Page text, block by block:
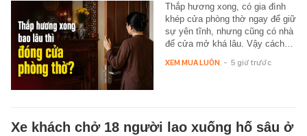
Thắp hương xong, có gia đình
khép cửa phòng thờ ngay để giữ
sự yên tĩnh, nhưng cũng có nhà
để cửa mở khá lâu. Vậy cách…
XEM MUA LUÔN - 5 giờ trước
Xe khách chở 18 người lao xuống hố sâu ở